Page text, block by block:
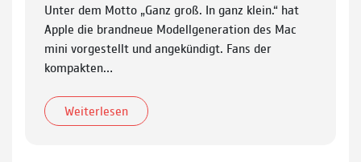
Unter dem Motto „Ganz groß. In ganz klein.“ hat
Apple die brandneue Modellgeneration des Mac
mini vorgestellt und angekündigt. Fans der
kompakten…
Weiterlesen